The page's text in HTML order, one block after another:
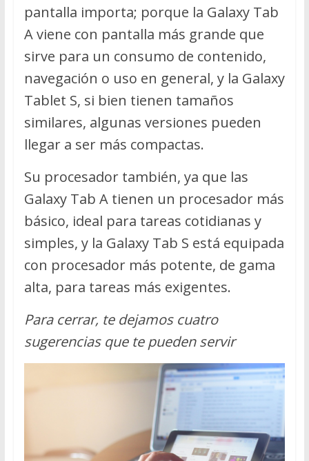
pantalla importa; porque la Galaxy Tab
A viene con pantalla más grande que
sirve para un consumo de contenido,
navegación o uso en general, y la Galaxy
Tablet S, si bien tienen tamaños
similares, algunas versiones pueden
llegar a ser más compactas.
Su procesador también, ya que las
Galaxy Tab A tienen un procesador más
básico, ideal para tareas cotidianas y
simples, y la Galaxy Tab S está equipada
con procesador más potente, de gama
alta, para tareas más exigentes.
Para cerrar, te dejamos cuatro
sugerencias que te pueden servir